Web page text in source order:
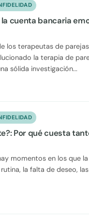
cuenta bancaria
los terapeutas de
la terapia de
sólida investigación...
Por qué cuesta
momentos en los que
la falta de deseo,